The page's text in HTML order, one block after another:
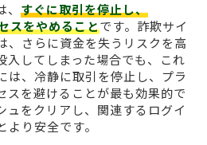
すぐに取引を停止し、
スをやめることです。詐欺サイ
、さらに資金を失うリスクを高
入してしまった場合でも、これ
は、冷静に取引を停止し、プラ
スを避けることが最も効果的で
ュをクリアし、関連するログイ
り安全です。